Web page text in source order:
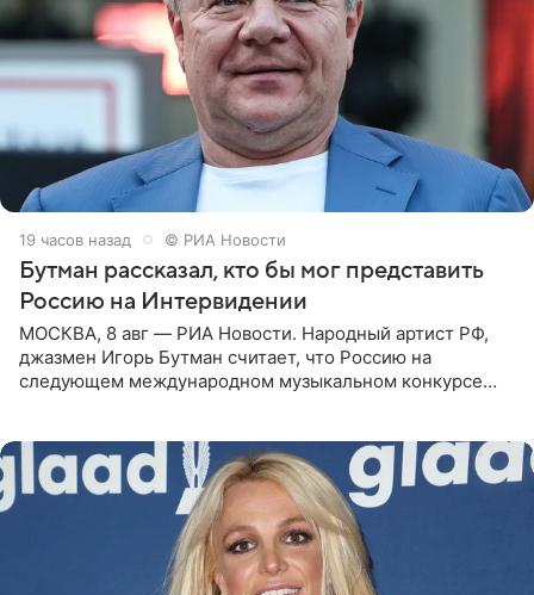
19 часов назад © РИА Новости
Бутман рассказал, кто бы мог представить
Россию на Интервидении
МОСКВА, 8 авг — РИА Новости. Народный артист РФ,
джазмен Игорь Бутман считает, что Россию на
следующем международном музыкальном конкурсе